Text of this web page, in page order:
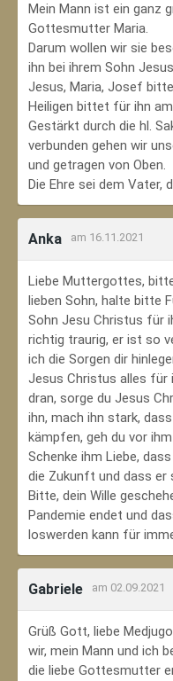
Mein Mann ist ein ganz
Gottesmutter Maria.
Darum wollen wir sie
ihn bei ihrem Sohn
Jesus, Maria, Josef
Heiligen bittet für ihn
Gestärkt durch die hl.
verbunden gehen wir
und getragen von Oben.
Die Ehre sei dem Vater,
Anka am 16.11.2021
Liebe Muttergottes,
lieben Sohn, halte bitte
Sohn Jesu Christus für
richtig traurig, er ist so
ich die Sorgen dir
Jesus Christus alles für
dran, sorge du Jesus
ihn, mach ihn stark,
kämpfen, geh du vor
Schenke ihm Liebe,
die Zukunft und dass er
Bitte, dein Wille
Pandemie endet und
loswerden kann für
Gabriele am 02.09.2021
Grüß Gott, liebe
wir, mein Mann und ich
die liebe Gottesmutter